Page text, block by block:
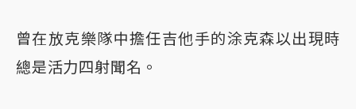
曾在放克樂隊中擔任吉他手的涂克森以出現時
總是活力四射聞名。